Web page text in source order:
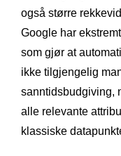
også større
Google har
som gjør at
ikke tilgjengelig
sanntidsbudgiving,
alle relevante
klassiske